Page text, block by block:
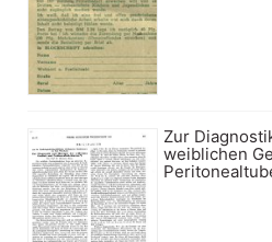
Zur
weiblichen